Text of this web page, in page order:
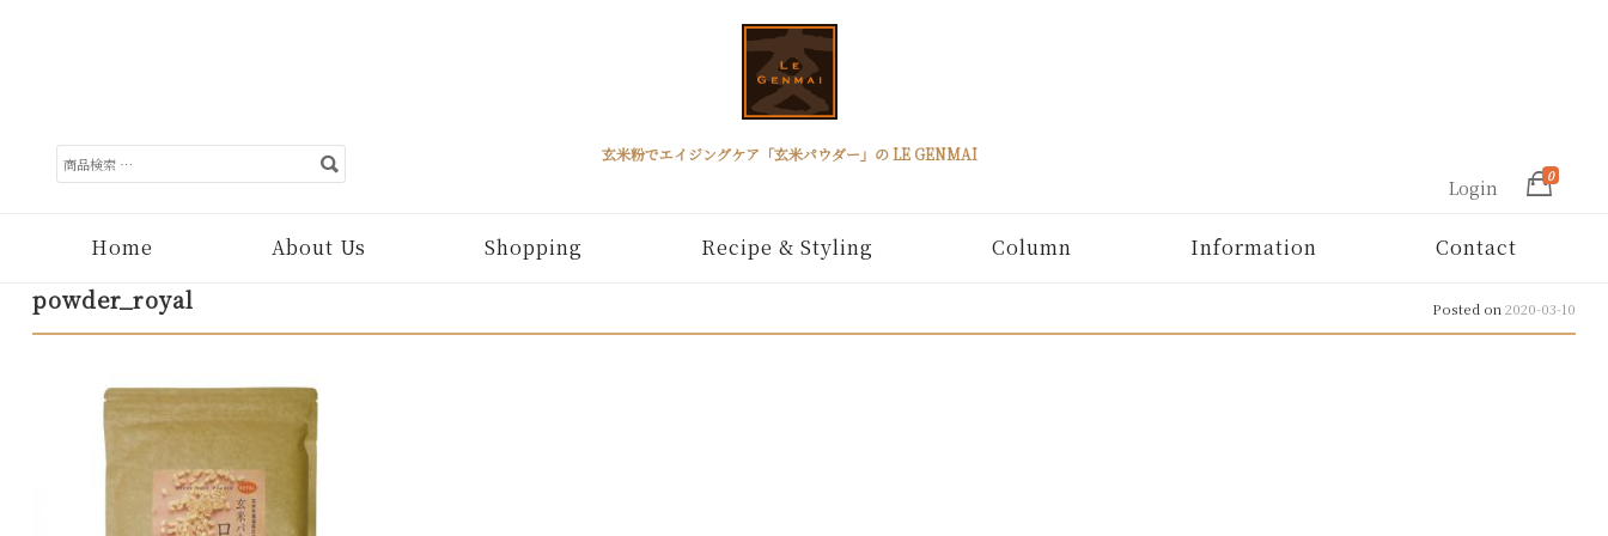
検
索
玄米粉でエイジングケア「玄米パウダー」の LE GENMAI
Login
0
Home About Us Shopping Recipe & Styling Column Information Contact
powder_royal Posted on2020-03-10